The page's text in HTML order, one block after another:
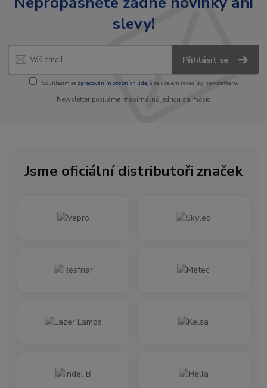
slevy!
Přihlásit se
Souhlasím se zpracováním osobních údajůza účelem rozesílky newsletteru.
Newsletter posíláme maximálně jednou za měsíc
Jsme oficiální distributoři značek